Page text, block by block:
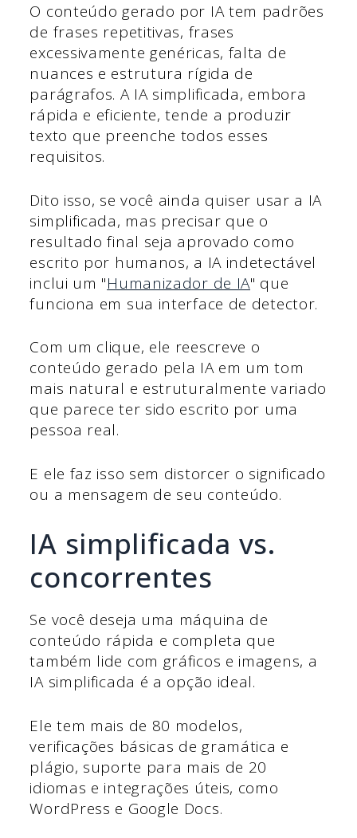
O conteúdo gerado por IA tem padrões
de frases repetitivas, frases
excessivamente genéricas, falta de
nuances e estrutura rígida de
parágrafos. A IA simplificada, embora
rápida e eficiente, tende a produzir
texto que preenche todos esses
requisitos.
Dito isso, se você ainda quiser usar a IA
simplificada, mas precisar que o
resultado final seja aprovado como
escrito por humanos, a IA indetectável
inclui um "Humanizador de IA" que
funciona em sua interface de detector.
Com um clique, ele reescreve o
conteúdo gerado pela IA em um tom
mais natural e estruturalmente variado
que parece ter sido escrito por uma
pessoa real.
E ele faz isso sem distorcer o significado
ou a mensagem de seu conteúdo.
IA simplificada vs.
concorrentes
Se você deseja uma máquina de
conteúdo rápida e completa que
também lide com gráficos e imagens, a
IA simplificada é a opção ideal.
Ele tem mais de 80 modelos,
verificações básicas de gramática e
plágio, suporte para mais de 20
idiomas e integrações úteis, como
WordPress e Google Docs.